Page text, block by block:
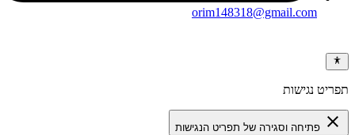
orim148318@gmail.com
תפריט נגישות
close פתיחה וסגירה של תפריט הנגישות